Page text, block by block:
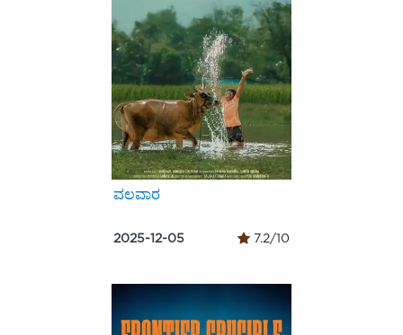
ವಲವಾರ
2025-12-05 7.2/10